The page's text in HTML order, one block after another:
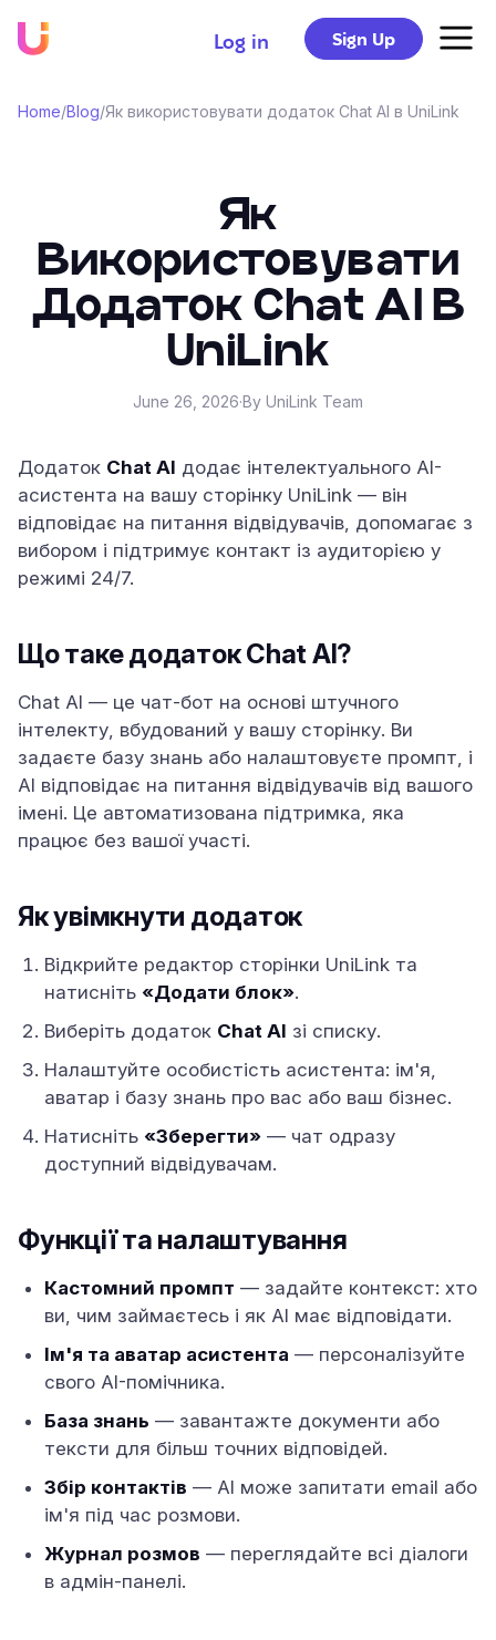
Log in Sign Up
Home/Blog/Як використовувати додаток Chat AI в UniLink
Як
Використовувати
Додаток Chat AI В
UniLink
June 26, 2026·By UniLink Team
Додаток Chat AI додає інтелектуального AI-
асистента на вашу сторінку UniLink — він
відповідає на питання відвідувачів, допомагає з
вибором і підтримує контакт із аудиторією у
режимі 24/7.
Що таке додаток Chat AI?
Chat AI — це чат-бот на основі штучного
інтелекту, вбудований у вашу сторінку. Ви
задаєте базу знань або налаштовуєте промпт, і
AI відповідає на питання відвідувачів від вашого
імені. Це автоматизована підтримка, яка
працює без вашої участі.
Як увімкнути додаток
Відкрийте редактор сторінки UniLink та
натисніть «Додати блок».
Виберіть додаток Chat AI зі списку.
Налаштуйте особистість асистента: ім'я,
аватар і базу знань про вас або ваш бізнес.
Натисніть «Зберегти» — чат одразу
доступний відвідувачам.
Функції та налаштування
Кастомний промпт — задайте контекст: хто
ви, чим займаєтесь і як AI має відповідати.
Ім'я та аватар асистента — персоналізуйте
свого AI-помічника.
База знань — завантажте документи або
тексти для більш точних відповідей.
Збір контактів — AI може запитати email або
ім'я під час розмови.
Журнал розмов — переглядайте всі діалоги
в адмін-панелі.